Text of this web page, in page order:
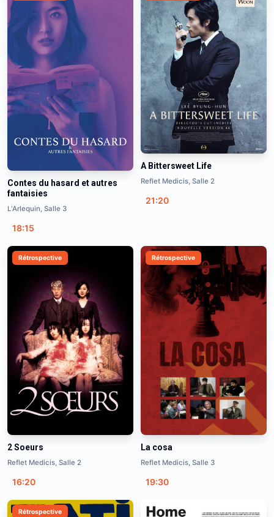
Contes du hasard et autres
fantaisies
L'Arlequin, Salle 3
18:15
A Bittersweet Life
Reflet Medicis, Salle 2
21:20
Rétrospective
2 Soeurs
Reflet Medicis, Salle 2
16:20
Rétrospective
La cosa
Reflet Medicis, Salle 3
19:30
Rétrospective